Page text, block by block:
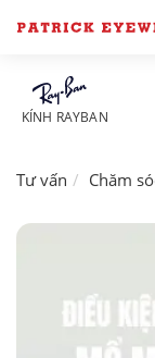
KÍNH RAYBAN
Tư vấn Chăm